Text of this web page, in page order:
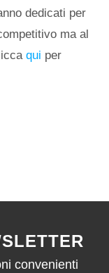
dedicati per
ma al
qui per
convenienti